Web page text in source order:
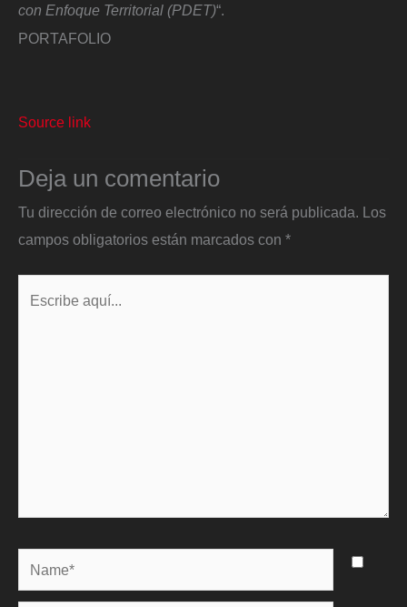
con Enfoque Territorial (PDET)“.
PORTAFOLIO
Source link
Deja un comentario
Tu dirección de correo electrónico no será publicada. Los
campos obligatorios están marcados con *
Name*